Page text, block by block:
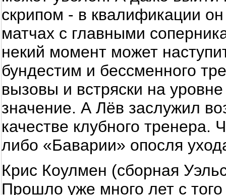
скрипом - в квалификации
матчах с главными
некий момент может
бундестим и бессменного
вызовы и встряски на
значение. А Лёв заслужил
качестве клубного
либо «Баварии» опосля
Крис Коулмен (сборная
Прошло уже много лет с